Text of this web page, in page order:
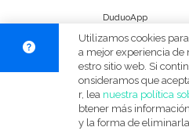
Grandes (18-45kg)
Idiomas del dudú
DuduoApp
© Duduo 2026
Utilizamos cookies
a mejor experiencia de
estro sitio web. Si
onsideramos que
r, lea nuestra política
btener más
y la forma de